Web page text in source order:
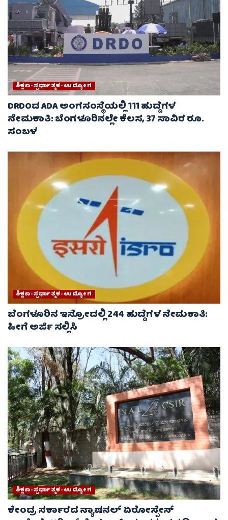
ಶಿಕ್ಷಣ-ಸ್ಪರ್ಧಾತ್ಮಕ-ಉದ್ಯೋಗ
DRDOದ ADA ಅಂಗಸಂಸ್ಥೆಯಲ್ಲಿ 111 ಹುದ್ದೆಗಳ
ನೇಮಕಾತಿ: ಬೆಂಗಳೂರಿನಲ್ಲೇ ಕೆಲಸ, 37 ಸಾವಿರ ರೂ.
ಸಂಬಳ
ಶಿಕ್ಷಣ-ಸ್ಪರ್ಧಾತ್ಮಕ-ಉದ್ಯೋಗ
ಬೆಂಗಳೂರಿನ ಇಸ್ರೋದಲ್ಲಿ 244 ಹುದ್ದೆಗಳ ನೇಮಕಾತಿ:
ಹೀಗೆ ಅರ್ಜಿ ಸಲ್ಲಿಸಿ
ಶಿಕ್ಷಣ-ಸ್ಪರ್ಧಾತ್ಮಕ-ಉದ್ಯೋಗ
ಕೇಂದ್ರ ಸರ್ಕಾರದ ನ್ಯಾಷನಲ್ ಏರೋಸ್ಪೇಸ್